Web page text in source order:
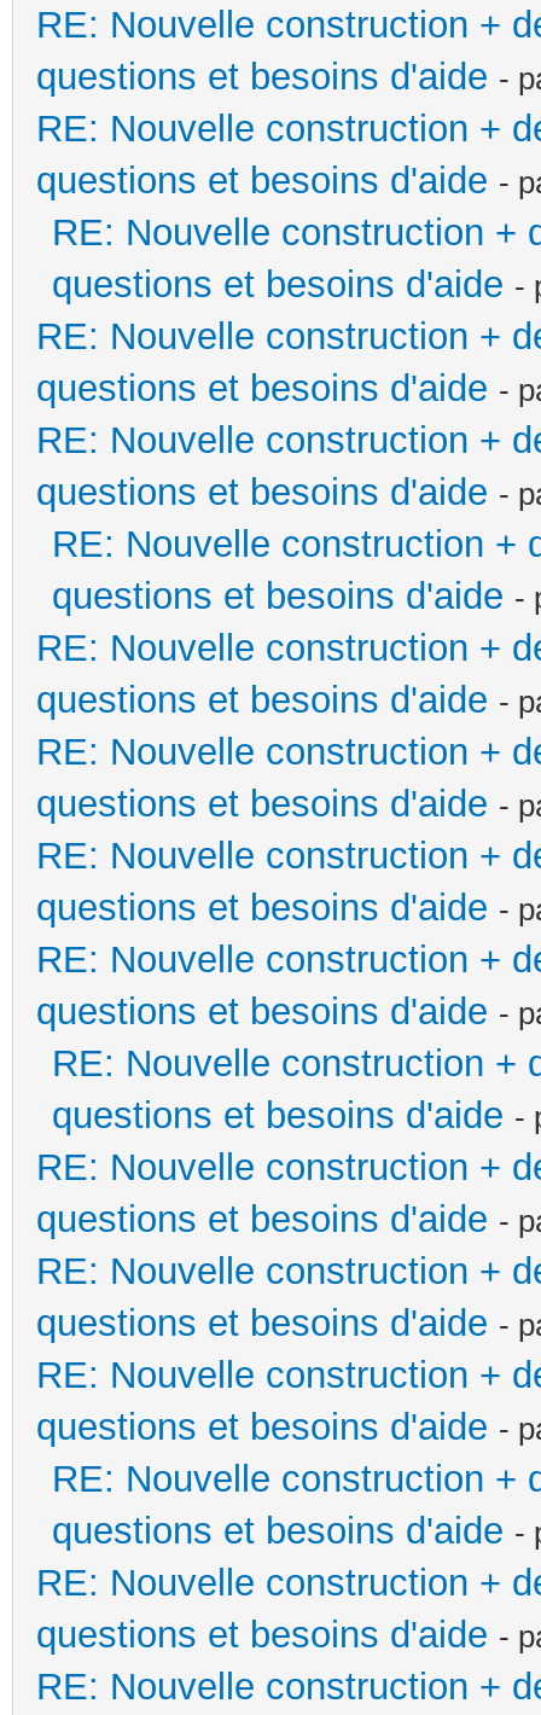
RE: Nouvelle construction +
questions et besoins d'aide -
RE: Nouvelle construction +
questions et besoins d'aide -
RE: Nouvelle construction +
questions et besoins d'aide -
RE: Nouvelle construction +
questions et besoins d'aide -
RE: Nouvelle construction +
questions et besoins d'aide -
RE: Nouvelle construction +
questions et besoins d'aide -
RE: Nouvelle construction +
questions et besoins d'aide -
RE: Nouvelle construction +
questions et besoins d'aide -
RE: Nouvelle construction +
questions et besoins d'aide -
RE: Nouvelle construction +
questions et besoins d'aide -
RE: Nouvelle construction +
questions et besoins d'aide -
RE: Nouvelle construction +
questions et besoins d'aide -
RE: Nouvelle construction +
questions et besoins d'aide -
RE: Nouvelle construction +
questions et besoins d'aide -
RE: Nouvelle construction +
questions et besoins d'aide -
RE: Nouvelle construction +
questions et besoins d'aide -
RE: Nouvelle construction +